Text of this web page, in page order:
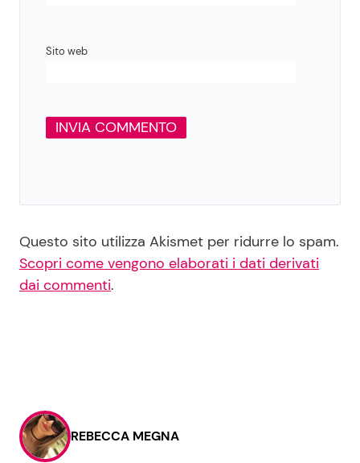
Sito web
Questo sito utilizza Akismet per ridurre lo spam.
Scopri come vengono elaborati i dati derivati
dai commenti.
REBECCA MEGNA